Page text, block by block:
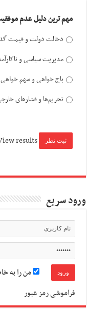
مهم ترین دلیل عدم
دخالت دولت و قیمت
مدیریت سیاسی و
باج خواهی و سهم خواهی
تحریم‌ها و فشارهای
results
ورود سریع
من را به
فراموشی رمز عبور